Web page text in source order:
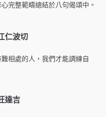
完整範疇總結於八句偈頌中。
仁波切
相處的人，我們才能調練自
達吉